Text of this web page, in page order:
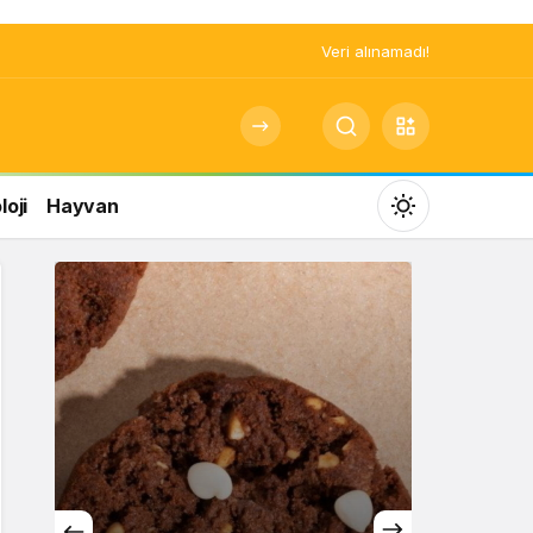
Veri alınamadı!
Hayvan
Mod
değiştir
Gündüz Modu
Gündüz modunu seçin.
Gece Modu
Gece modunu seçin.